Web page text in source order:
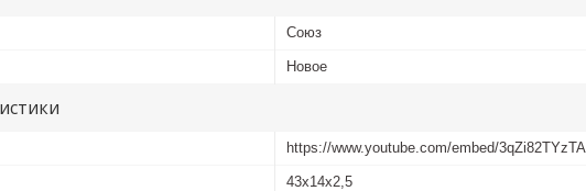
Союз
Новое
https://www.youtube.com/embed/3qZi82TYzTA
43x14x2,5